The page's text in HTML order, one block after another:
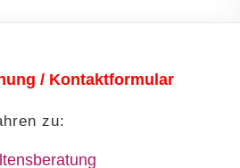
/ Kontaktformular
zu: